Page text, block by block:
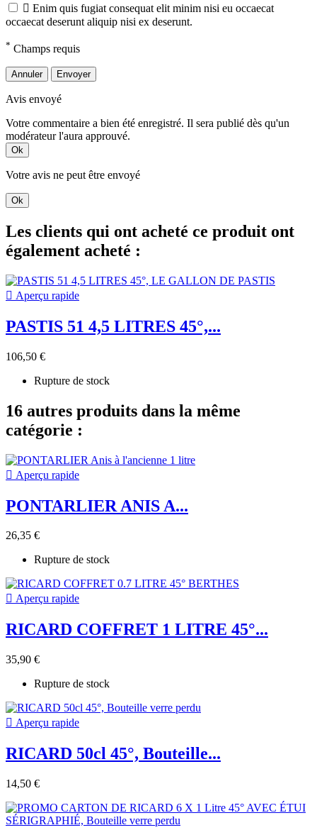
 Enim quis fugiat consequat elit minim nisi eu occaecat
occaecat deserunt aliquip nisi ex deserunt.
* Champs requis
Annuler Envoyer
Avis envoyé
Votre commentaire a bien été enregistré. Il sera publié dès qu'un
modérateur l'aura approuvé.
Ok
Votre avis ne peut être envoyé
Ok
Les clients qui ont acheté ce produit ont
également acheté :
 Aperçu rapide
PASTIS 51 4,5 LITRES 45°,...
106,50 €
Rupture de stock
16 autres produits dans la même
catégorie :
 Aperçu rapide
PONTARLIER ANIS A...
26,35 €
Rupture de stock
 Aperçu rapide
RICARD COFFRET 1 LITRE 45°...
35,90 €
Rupture de stock
 Aperçu rapide
RICARD 50cl 45°, Bouteille...
14,50 €